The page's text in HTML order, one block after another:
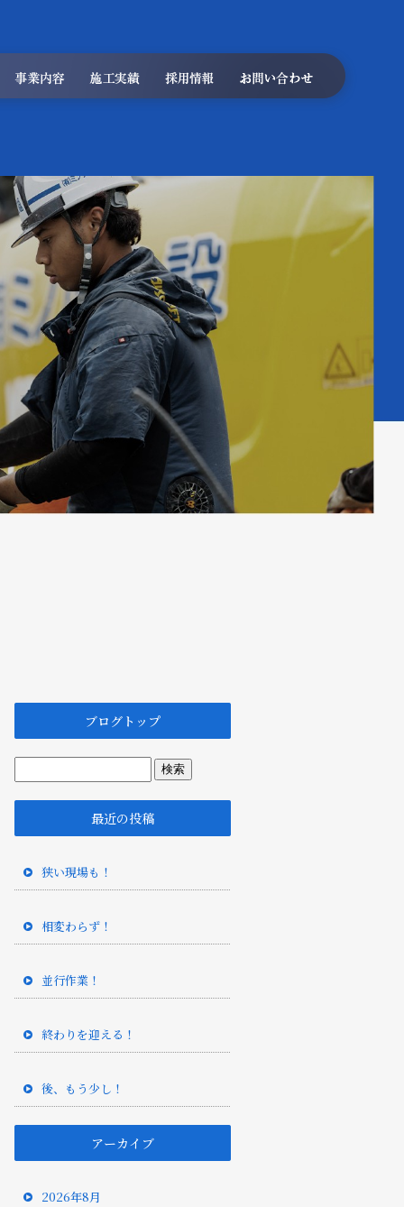
ブログトップ
最近の投稿
狭い現場も！
相変わらず！
並行作業！
終わりを迎える！
後、もう少し！
アーカイブ
2026年8月